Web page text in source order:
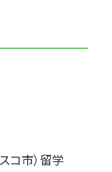
コ市）留学